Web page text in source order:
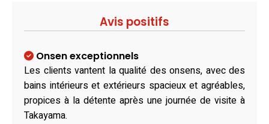
Avis positifs
Onsen exceptionnels
Les clients vantent la qualité des onsens, avec des
bains intérieurs et extérieurs spacieux et agréables,
propices à la détente après une journée de visite à
Takayama.